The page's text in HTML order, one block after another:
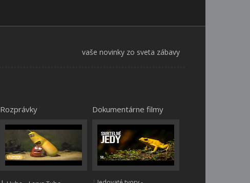
vaše novinky zo sveta zábavy
Rozprávky Dokumentárne filmy